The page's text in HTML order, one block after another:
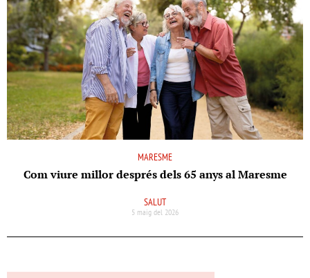
MARESME
Com viure millor després dels 65 anys al Maresme
SALUT
5 maig del 2026